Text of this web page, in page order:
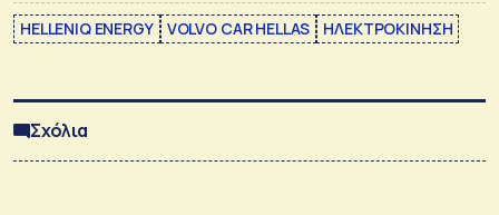
HELLENIQ ENERGY VOLVO CAR HELLAS ΗΛΕΚΤΡΟΚΙΝΗΣΗ
Σχόλια